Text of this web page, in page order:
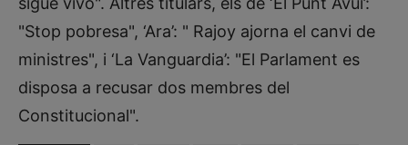
"Stop pobresa", ‘Ara’: " Rajoy ajorna el canvi de
ministres", i ‘La Vanguardia’: "El Parlament es
disposa a recusar dos membres del
Constitucional".